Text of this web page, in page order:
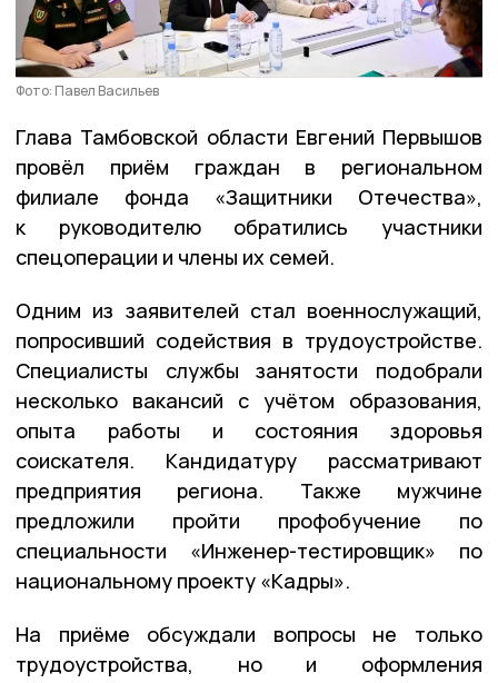
Фото: Павел Васильев
Глава Тамбовской области Евгений Первышов
провёл приём граждан в региональном
филиале фонда «Защитники Отечества»,
к руководителю обратились участники
спецоперации и члены их семей.
Одним из заявителей стал военнослужащий,
попросивший содействия в трудоустройстве.
Специалисты службы занятости подобрали
несколько вакансий с учётом образования,
опыта работы и состояния здоровья
соискателя. Кандидатуру рассматривают
предприятия региона. Также мужчине
предложили пройти профобучение по
специальности «Инженер-тестировщик» по
национальному проекту «Кадры».
На приёме обсуждали вопросы не только
трудоустройства, но и оформления